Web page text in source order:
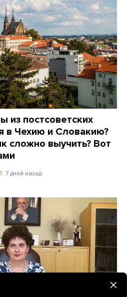
из постсоветских
в Чехию и Словакию?
сложно выучить? Вот
7 дней назад